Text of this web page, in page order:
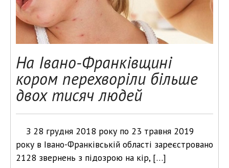
На Івано-Франківщині
кором перехворіли більше
двох тисяч людей
З 28 грудня 2018 року по 23 травня 2019
року в Івано-Франківській області зареєстровано
2128 звернень з підозрою на кір, […]